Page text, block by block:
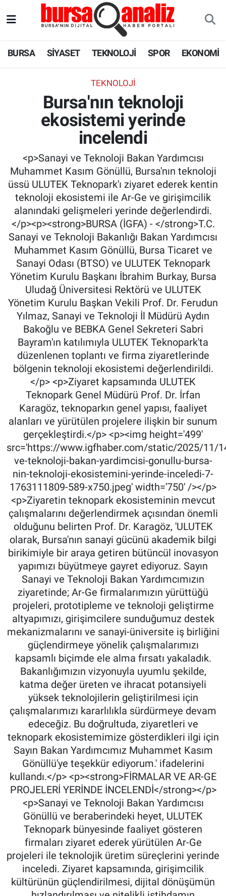
BURSA SİYASET TEKNOLOJİ SPOR EKONOMİ
TEKNOLOJI
Bursa'nın teknoloji
ekosistemi yerinde
incelendi
<p>Sanayi ve Teknoloji Bakan Yardımcısı
Muhammet Kasım Gönüllü, Bursa'nın teknoloji
üssü ULUTEK Teknopark'ı ziyaret ederek kentin
teknoloji ekosistemi ile Ar-Ge ve girişimcilik
alanındaki gelişmeleri yerinde değerlendirdi.
</p><p><strong>BURSA (İGFA) - </strong>T.C.
Sanayi ve Teknoloji Bakanlığı Bakan Yardımcısı
Muhammet Kasım Gönüllü, Bursa Ticaret ve
Sanayi Odası (BTSO) ve ULUTEK Teknopark
Yönetim Kurulu Başkanı İbrahim Burkay, Bursa
Uludağ Üniversitesi Rektörü ve ULUTEK
Yönetim Kurulu Başkan Vekili Prof. Dr. Ferudun
Yılmaz, Sanayi ve Teknoloji İl Müdürü Aydın
Bakoğlu ve BEBKA Genel Sekreteri Sabri
Bayram'ın katılımıyla ULUTEK Teknopark'ta
düzenlenen toplantı ve firma ziyaretlerinde
bölgenin teknoloji ekosistemi değerlendirildi.
</p> <p>Ziyaret kapsamında ULUTEK
Teknopark Genel Müdürü Prof. Dr. İrfan
Karagöz, teknoparkın genel yapısı, faaliyet
alanları ve yürütülen projelere ilişkin bir sunum
gerçekleştirdi.</p> <p><img height='499'
src='https://www.igfhaber.com/static/2025/11/
ve-teknoloji-bakan-yardimcisi-gonullu-bursa-
nin-teknoloji-ekosistemini-yerinde-inceledi-7-
1763111809-589-x750.jpeg' width='750' /></p>
<p>Ziyaretin teknopark ekosisteminin mevcut
çalışmalarını değerlendirmek açısından önemli
olduğunu belirten Prof. Dr. Karagöz, 'ULUTEK
olarak, Bursa'nın sanayi gücünü akademik bilgi
birikimiyle bir araya getiren bütüncül inovasyon
yapımızı büyütmeye gayret ediyoruz. Sayın
Sanayi ve Teknoloji Bakan Yardımcımızın
ziyaretinde; Ar-Ge firmalarımızın yürüttüğü
projeleri, prototipleme ve teknoloji geliştirme
altyapımızı, girişimcilere sunduğumuz destek
mekanizmalarını ve sanayi-üniversite iş birliğini
güçlendirmeye yönelik çalışmalarımızı
kapsamlı biçimde ele alma fırsatı yakaladık.
Bakanlığımızın vizyonuyla uyumlu şekilde,
katma değer üreten ve ihracat potansiyeli
yüksek teknolojilerin geliştirilmesi için
çalışmalarımızı kararlılıkla sürdürmeye devam
edeceğiz. Bu doğrultuda, ziyaretleri ve
teknopark ekosistemimize gösterdikleri ilgi için
Sayın Bakan Yardımcımız Muhammet Kasım
Gönüllü'ye teşekkür ediyorum.' ifadelerini
kullandı.</p> <p><strong>FİRMALAR VE AR-GE
PROJELERİ YERİNDE İNCELENDİ</strong></p>
<p>Sanayi ve Teknoloji Bakan Yardımcısı
Gönüllü ve beraberindeki heyet, ULUTEK
Teknopark bünyesinde faaliyet gösteren
firmaları ziyaret ederek yürütülen Ar-Ge
projeleri ile teknolojik üretim süreçlerini yerinde
inceledi. Ziyaret kapsamında, girişimcilik
kültürünün güçlendirilmesi, dijital dönüşümün
SPOR
SAĞLIK
ASTROLOJİ
BLOG
Süper Lig Puan Durumu ve Fikstür
Tüm Manşetler
Son Dakika Haberleri
Haber Arşivi